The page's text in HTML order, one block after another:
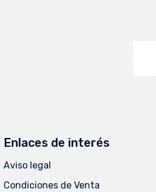
Enlaces de interés
Aviso legal
Condiciones de Venta